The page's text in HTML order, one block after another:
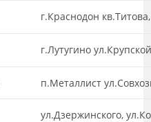
г.Краснодон
г.Лутугино
п.Металлист
ул.Дзержинского,